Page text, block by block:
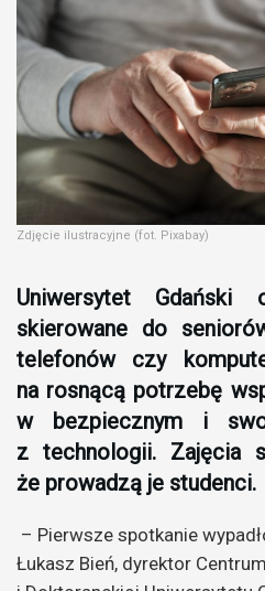
Zdjęcie ilustracyjne (fot. Pixabay)
Uniwersytet Gdański
skierowane do
telefonów czy
na rosnącą potrzebę
w bezpiecznym i
z technologii. Zajęcia
że prowadzą je studenci.
– Pierwsze spotkanie
Łukasz Bień, dyrektor